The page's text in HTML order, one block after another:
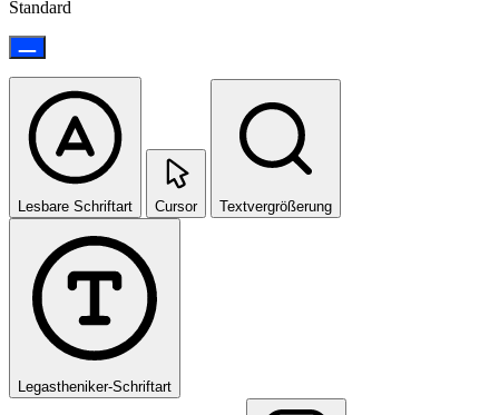
Standard
Lesbare Schriftart Cursor Textvergrößerung
Legastheniker-Schriftart